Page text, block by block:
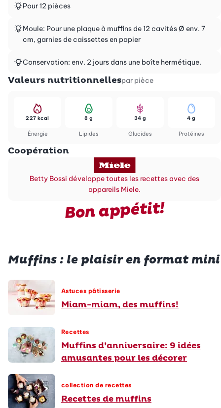
Pour 12 pièces
Moule: Pour une plaque à muffins de 12 cavités Ø env. 7
cm, garnies de caissettes en papier
Conservation: env. 2 jours dans une boîte hermétique.
Valeurs nutritionnellespar pièce
Énergie
227 kcal
Lipides
8 g
Glucides
34 g
Protéines
4 g
Coopération
Betty Bossi développe toutes les recettes avec des
appareils Miele.
Bon appétit!
Muffins : le plaisir en format mini
Astuces pâtisserie
Miam-miam, des muffins!
Recettes
Muffins d’anniversaire: 9 idées
amusantes pour les décorer
collection de recettes
Recettes de muffins